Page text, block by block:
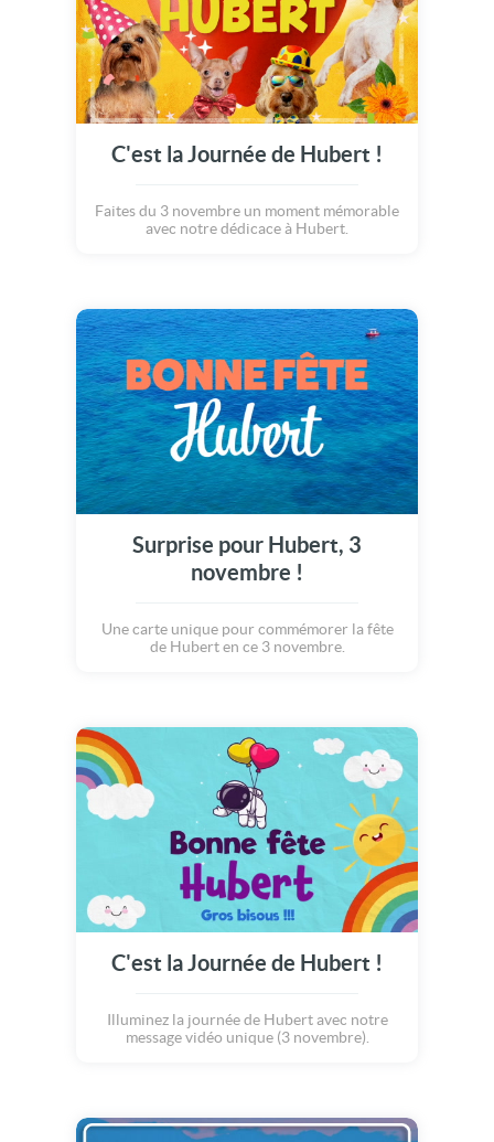
C'est la Journée de Hubert !
Faites du 3 novembre un moment mémorable
avec notre dédicace à Hubert.
Surprise pour Hubert, 3
novembre !
Une carte unique pour commémorer la fête
de Hubert en ce 3 novembre.
C'est la Journée de Hubert !
Illuminez la journée de Hubert avec notre
message vidéo unique (3 novembre).